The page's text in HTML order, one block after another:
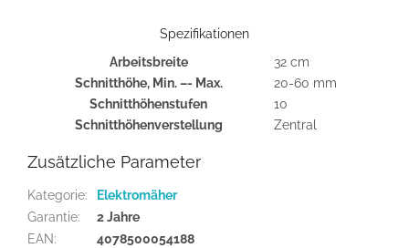
Spezifikationen
Arbeitsbreite
32 cm
Schnitthöhe, Min. –- Max.
20-60 mm
Schnitthöhenstufen
10
Schnitthöhenverstellung
Zentral
Zusätzliche Parameter
Kategorie:
Elektromäher
Garantie:
2 Jahre
EAN: 4078500054188